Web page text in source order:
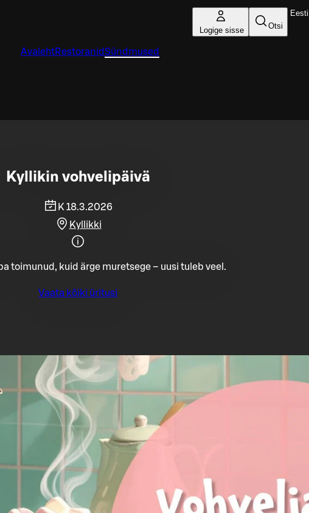
Logige sisse Otsi
AvalehtRestoranidSündmused
Kyllikin vohvelipäivä
K 18.3.2026
Kyllikki
toimunud, kuid ärge muretsege – uusi tuleb veel.
Vaata kõiki üritusi